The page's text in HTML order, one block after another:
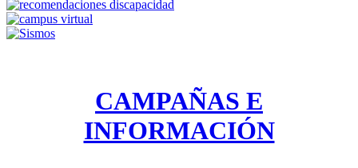
CAMPAÑAS E
INFORMACIÓN